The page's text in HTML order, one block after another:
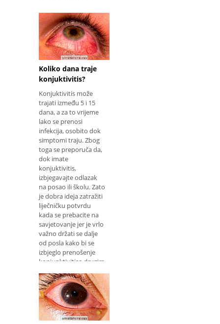
Zara
Koliko dana traje
konjuktivitis?
Konjuktivitis može
trajati između 5 i 15
dana, a za to vrijeme
lako se prenosi
infekcija, osobito dok
simptomi traju. Zbog
toga se preporuča da,
dok imate
konjuktivitis,
izbjegavajte odlazak
na posao ili školu. Zato
je dobra ideja zatražiti
liječničku potvrdu
kada se prebacite na
savjetovanje jer je vrlo
važno držati se dalje
od posla kako bi se
izbjeglo prenošenje
konjunktivitisa drugim